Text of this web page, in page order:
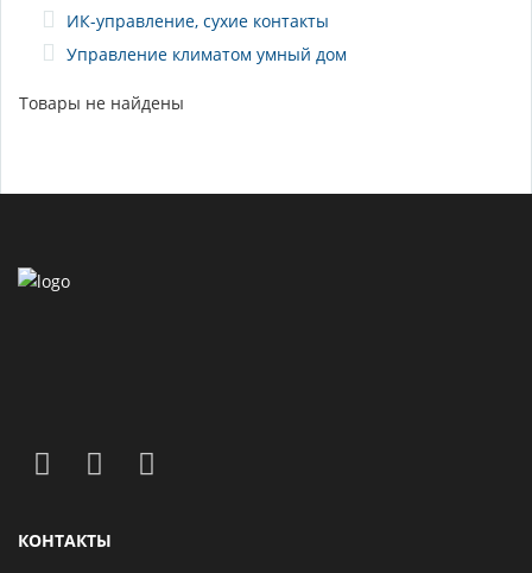
ИК-управление, сухие контакты
Управление климатом умный дом
Товары не найдены
КОНТАКТЫ